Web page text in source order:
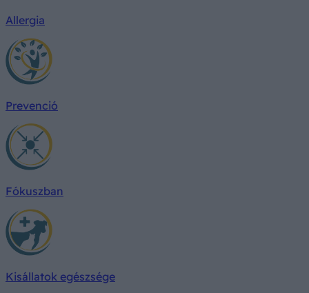
Allergia
Prevenció
Fókuszban
Kisállatok egészsége